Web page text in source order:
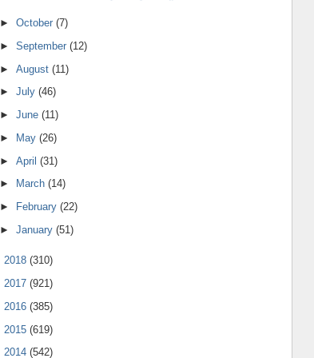
►October(7)
►September(12)
►August(11)
►July(46)
►June(11)
►
May(26)
►April(31)
►
March(14)
►
February(22)
►January(51)
2018 (310)
2017 (921)
2016 (385)
2015 (619)
2014 (542)